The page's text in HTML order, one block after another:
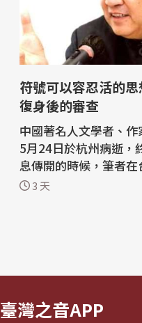
符號可以容忍活的
復身後的審查
中國著名人文學者、
5月24日於杭州病逝，終
息傳開的時候，筆者
悼文，都寫得很鄭重。
3 天
臺灣之音APP